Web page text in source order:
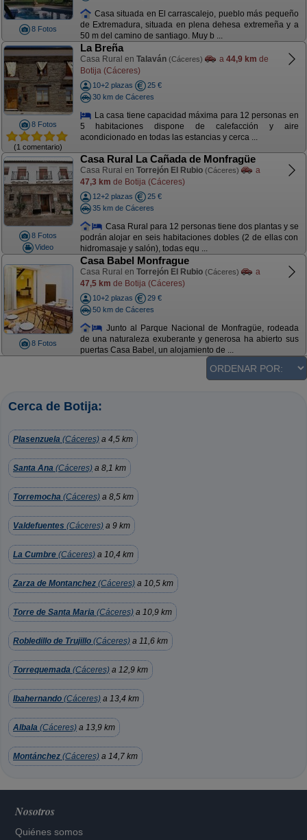
8 Fotos
Casa situada en El carrascalejo, pueblo más pequeño
de Extremadura, situada en plena dehesa extremeña y a
50 m del camino de santiago. Muy b ...
8 Fotos
(1 comentario)
La Breña
Casa Rural en Talaván (Cáceres) a 44,9 km de
Botija (Cáceres)
10+2 plazas
25 €
30 km de Cáceres
La casa tiene capacidad máxima para 12 personas en
5 habitaciones dispone de calefacción y aire
acondicionado en todas las estancias y cerca ...
8 Fotos
Video
Casa Rural La Cañada de Monfragüe
Casa Rural en Torrejón El Rubio (Cáceres)
a
47,3 km de Botija (Cáceres)
12+2 plazas
25 €
35 km de Cáceres
Casa Rural para 12 personas tiene dos plantas y se
podrán alojar en seis habitaciones dobles (2 de ellas con
hidromasaje y salón), todas equ ...
8 Fotos
Casa Babel Monfrague
Casa Rural en Torrejón El Rubio (Cáceres)
a
47,5 km de Botija (Cáceres)
10+2 plazas
29 €
50 km de Cáceres
Junto al Parque Nacional de Monfragüe, rodeada
de una naturaleza exuberante y generosa ha abierto sus
puertas Casa Babel, un alojamiento de ...
Cerca de Botija:
Plasenzuela (Cáceres) a 4,5 km
Santa Ana (Cáceres) a 8,1 km
Torremocha (Cáceres) a 8,5 km
Valdefuentes (Cáceres) a 9 km
La Cumbre (Cáceres) a 10,4 km
Zarza de Montanchez (Cáceres) a 10,5 km
Torre de Santa Maria (Cáceres) a 10,9 km
Robledillo de Trujillo (Cáceres) a 11,6 km
Torrequemada (Cáceres) a 12,9 km
Ibahernando (Cáceres) a 13,4 km
Albala (Cáceres) a 13,9 km
Montánchez (Cáceres) a 14,7 km
Nosotros
Quiénes somos